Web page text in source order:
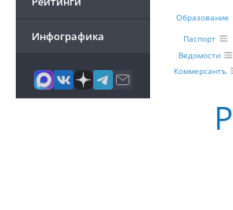
Инфографика
Образование
Паспорт
Ведомости
Коммерсантъ